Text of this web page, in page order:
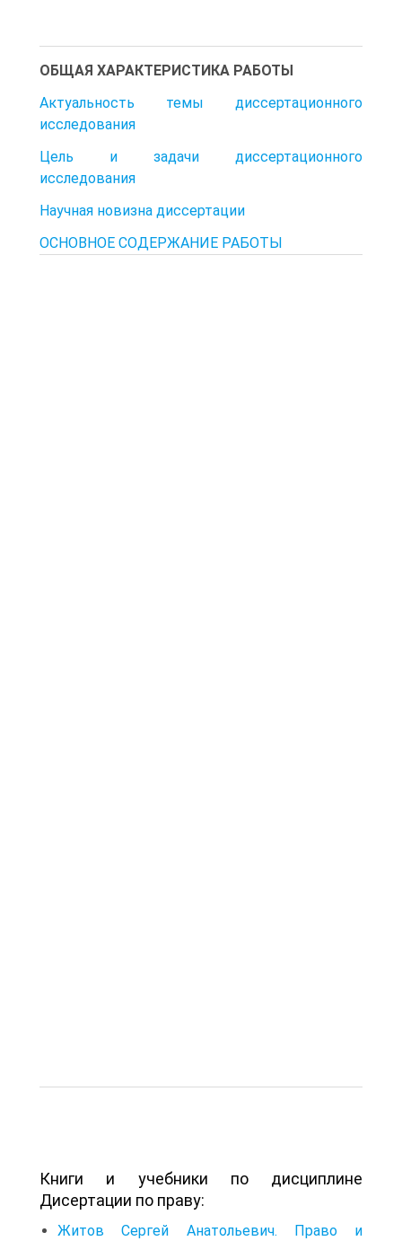
ОБЩАЯ ХАРАКТЕРИСТИКА РАБОТЫ
Актуальность темы диссертационного
исследования
Цель и задачи диссертационного
исследования
Научная новизна диссертации
ОСНОВНОЕ СОДЕРЖАНИЕ РАБОТЫ
Книги и учебники по дисциплине
Дисертации по праву:
Житов Сергей Анатольевич. Право и